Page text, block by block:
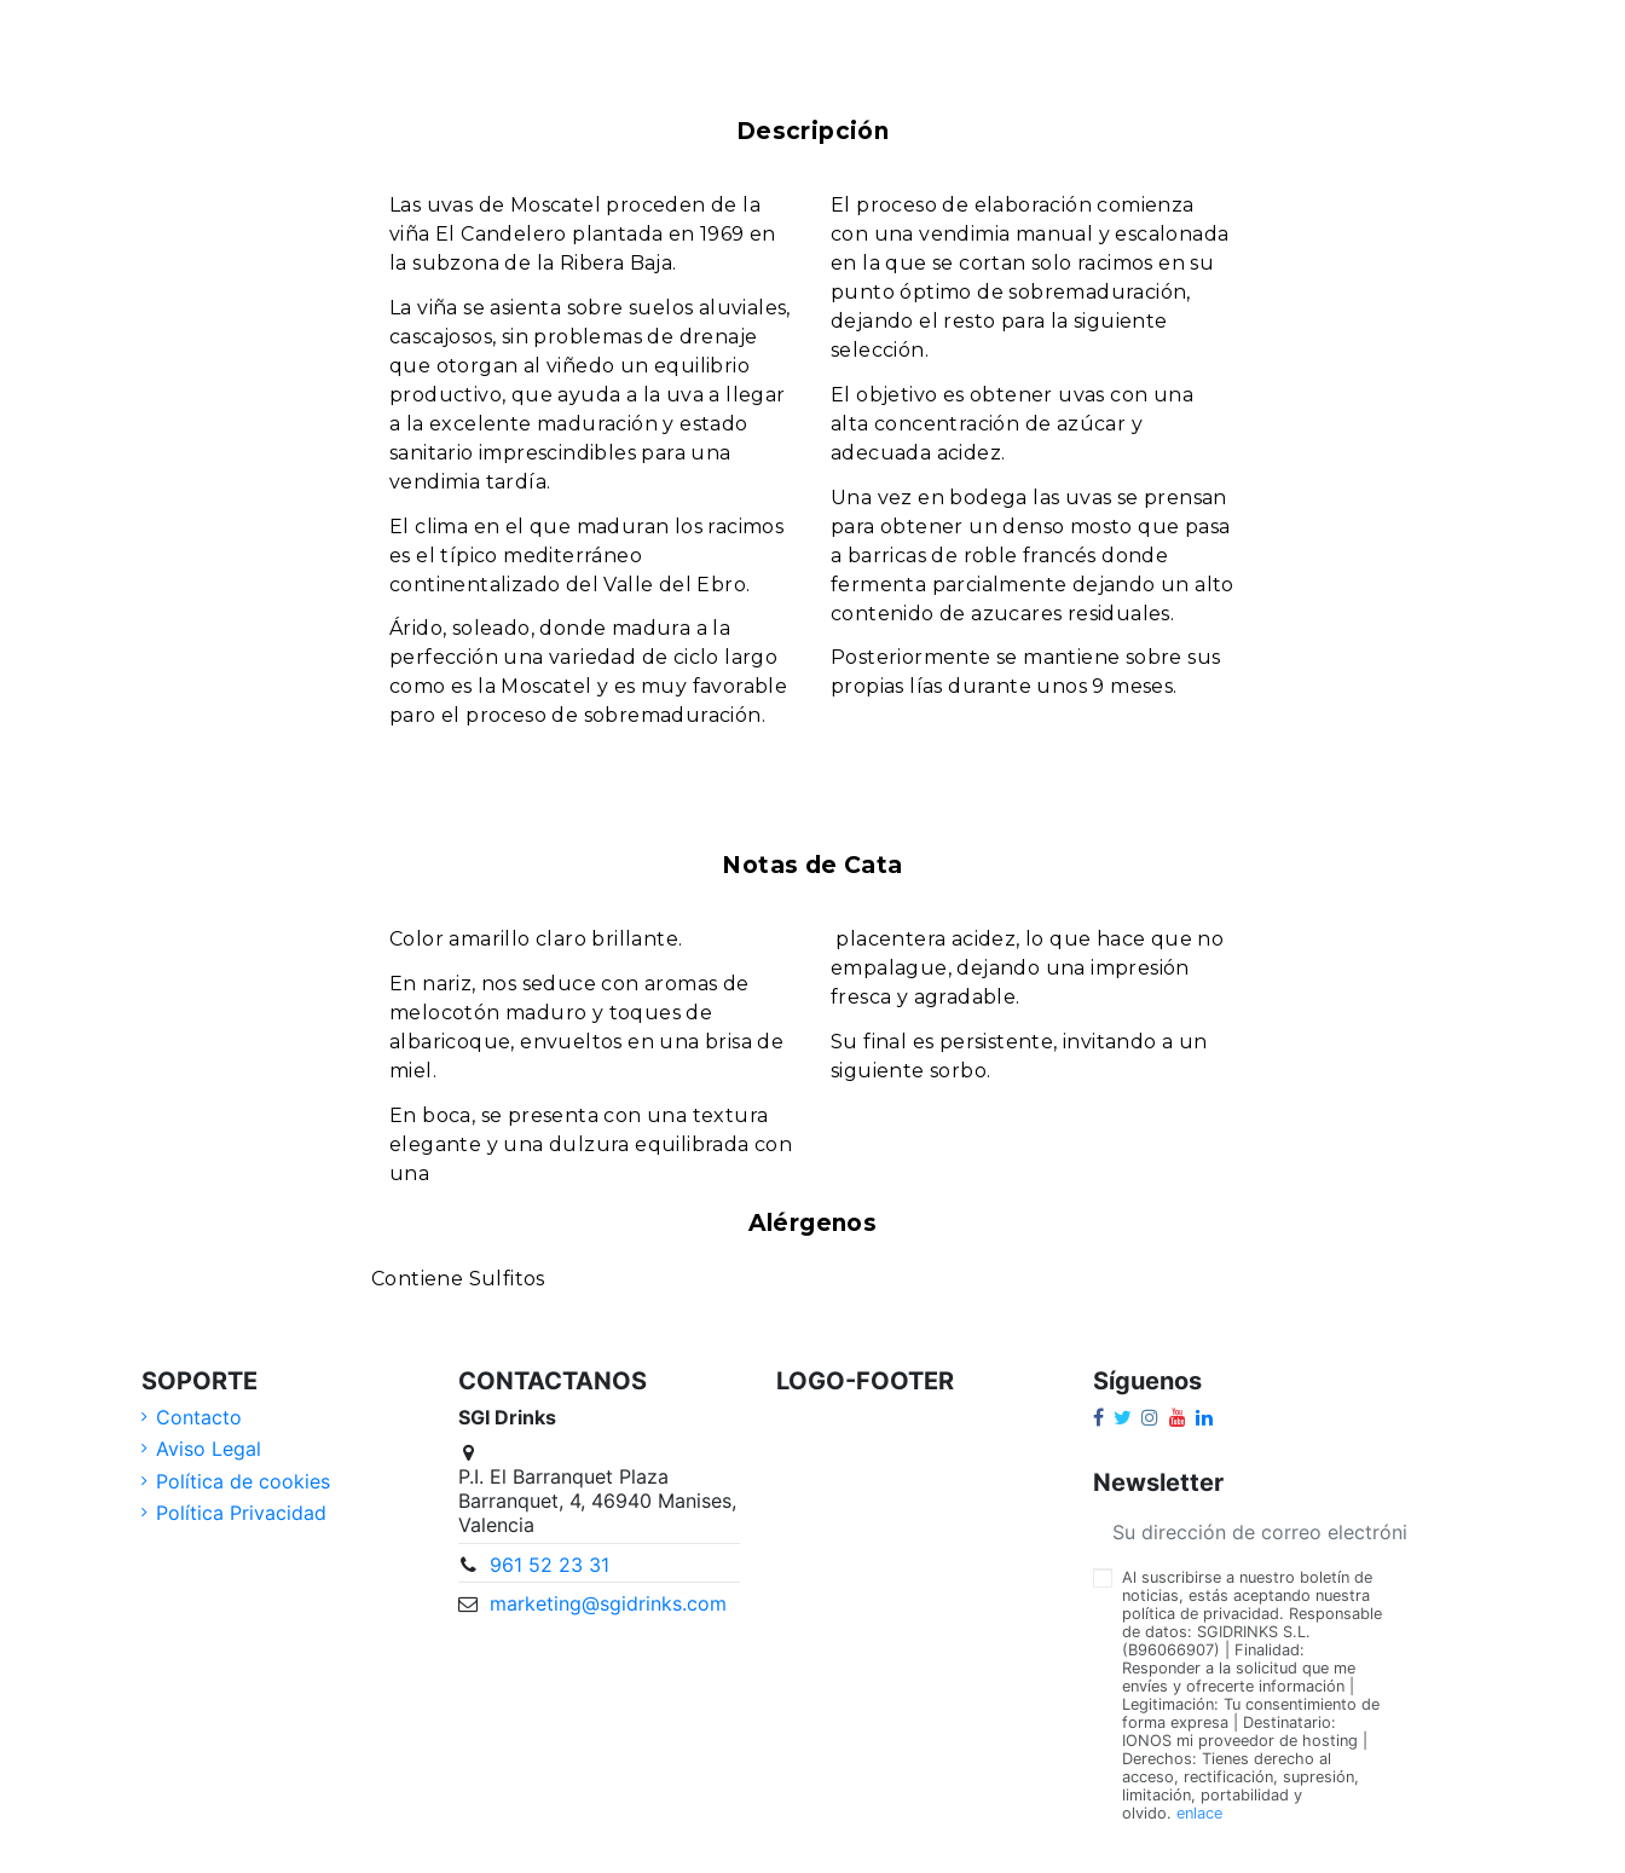
Descripción
Las uvas de Moscatel proceden de la
viña El Candelero plantada en 1969 en
la subzona de la Ribera Baja.
La viña se asienta sobre suelos aluviales,
cascajosos, sin problemas de drenaje
que otorgan al viñedo un equilibrio
productivo, que ayuda a la uva a llegar
a la excelente maduración y estado
sanitario imprescindibles para una
vendimia tardía.
El clima en el que maduran los racimos
es el típico mediterráneo
continentalizado del Valle del Ebro.
Árido, soleado, donde madura a la
perfección una variedad de ciclo largo
como es la Moscatel y es muy favorable
paro el proceso de sobremaduración.
El proceso de elaboración comienza
con una vendimia manual y escalonada
en la que se cortan solo racimos en su
punto óptimo de sobremaduración,
dejando el resto para la siguiente
selección.
El objetivo es obtener uvas con una
alta concentración de azúcar y
adecuada acidez.
Una vez en bodega las uvas se prensan
para obtener un denso mosto que pasa
a barricas de roble francés donde
fermenta parcialmente dejando un alto
contenido de azucares residuales.
Posteriormente se mantiene sobre sus
propias lías durante unos 9 meses.
Notas de Cata
Color amarillo claro brillante.
En nariz, nos seduce con aromas de
melocotón maduro y toques de
albaricoque, envueltos en una brisa de
miel.
En boca, se presenta con una textura
elegante y una dulzura equilibrada con
una
placentera acidez, lo que hace que no
empalague, dejando una impresión
fresca y agradable.
Su final es persistente, invitando a un
siguiente sorbo.
Alérgenos
Contiene Sulfitos
SOPORTE
Contacto
Aviso Legal
Política de cookies
Política Privacidad
CONTACTANOS
SGI Drinks
P.I. El Barranquet Plaza
Barranquet, 4, 46940 Manises,
Valencia
961 52 23 31
marketing@sgidrinks.com
LOGO-FOOTER Síguenos
Newsletter
Al suscribirse a nuestro boletín de
noticias, estás aceptando nuestra
política de privacidad. Responsable
de datos: SGIDRINKS S.L.
(B96066907) | Finalidad:
Responder a la solicitud que me
envíes y ofrecerte información |
Legitimación: Tu consentimiento de
forma expresa | Destinatario:
IONOS mi proveedor de hosting |
Derechos: Tienes derecho al
acceso, rectificación, supresión,
limitación, portabilidad y
olvido. enlace